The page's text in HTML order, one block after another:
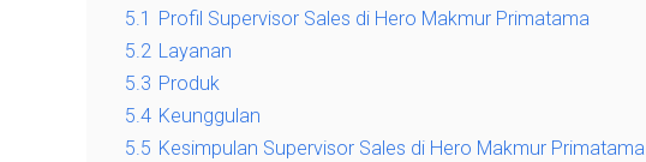
5.1
Profil Supervisor Sales di Hero Makmur Primatama
5.2 Layanan
5.3 Produk
5.4 Keunggulan
5.5 Kesimpulan Supervisor Sales di Hero Makmur Primatama